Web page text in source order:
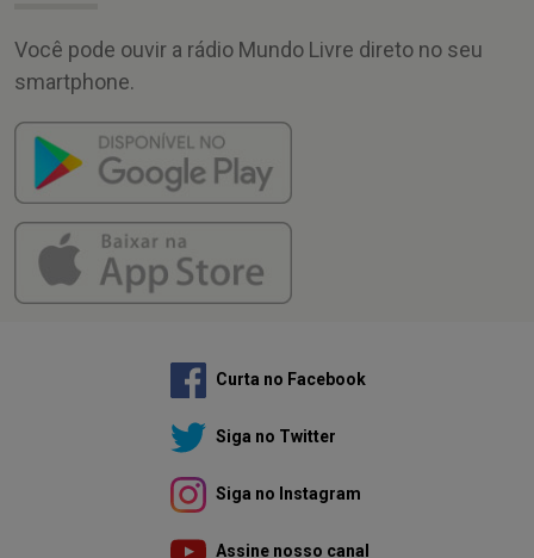
Você pode ouvir a rádio Mundo Livre direto no seu
smartphone.
Curta no Facebook
Siga no Twitter
Siga no Instagram
Assine nosso canal